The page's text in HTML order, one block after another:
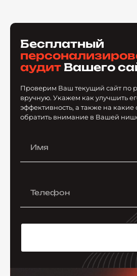
Бесплатный
аудит Вашего
Проверим Ваш текущий сайт по
вручную. Укажем как улучшить
эффективность, а также на какие
обратить внимание в Вашей